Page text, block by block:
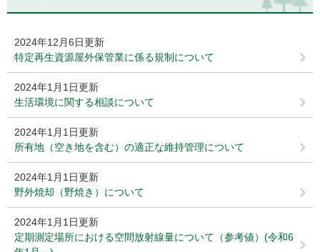
2024年12月6日更新
特定再生資源屋外保管業に係る規制について
2024年1月1日更新
生活環境に関する相談について
2024年1月1日更新
所有地（空き地を含む）の適正な維持管理について
2024年1月1日更新
野外焼却（野焼き）について
2024年1月1日更新
定期測定場所における空間放射線量について（参考値）(令和6